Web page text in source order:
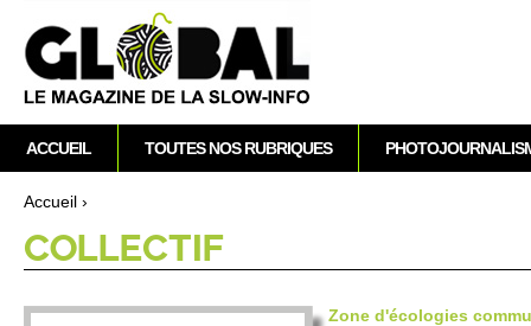
Vous êtes ici
Accueil ›
CO­LLECTIF
Zone d'éco­logies
M
e
n
p
r
i
ACCUEIL TOUTES NOS RUBRIQUES